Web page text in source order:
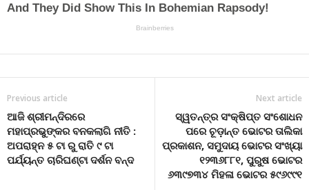
Previous article
ଆଜି ଶ୍ରୀମନ୍ଦିରରେ
ମହାପ୍ରଭୁଙ୍କର ବନକଲାଗି ନୀତି :
ଅପରାହ୍ନ ୫ ଟା ରୁ ରାତି ୯ ଟା
ପର୍ଯ୍ୟନ୍ତ ଚାରିଘଣ୍ଟା ଦର୍ଶନ ବନ୍ଦ
Next article
ସ୍ୱତନ୍ତ୍ର ସଂକ୍ଷିପ୍ତ ସଂଶୋଧନ
ପରେ ଚୂଡ଼ାନ୍ତ ଭୋଟର ତାଲିକା
ପ୍ରକାଶନ, ସମୁଦାୟ ଭୋଟର ସଂଖ୍ୟା
୧୨୩୬୮୮୧, ପୁରୁଷ ଭୋଟର
୬୩୯୭୩୪ ମିହଳା ଭୋଟର ୫୯୬୯୯୧